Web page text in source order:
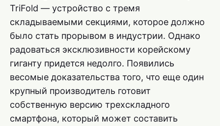
TriFold — устройство с тремя
складываемыми секциями, которое должно
было стать прорывом в индустрии. Однако
радоваться эксклюзивности корейскому
гиганту придется недолго. Появились
весомые доказательства того, что еще один
крупный производитель готовит
собственную версию трехскладного
смартфона, который может составить